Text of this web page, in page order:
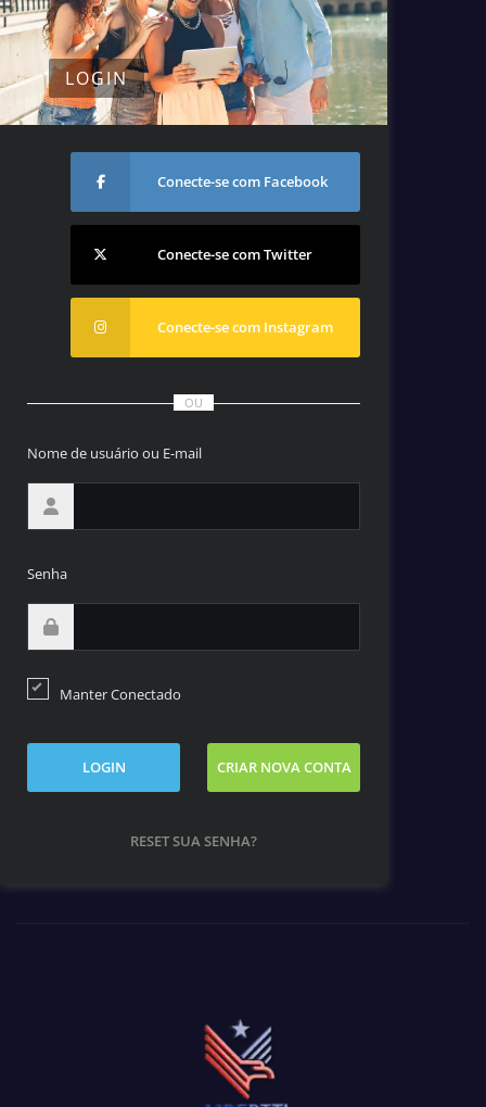
LOGIN
Conecte-se com Facebook
Conecte-se com Twitter
Conecte-se com Instagram
OU
Nome de usuário ou E-mail
Senha
Manter Conectado
LOGIN CRIAR NOVA CONTA
RESET SUA SENHA?